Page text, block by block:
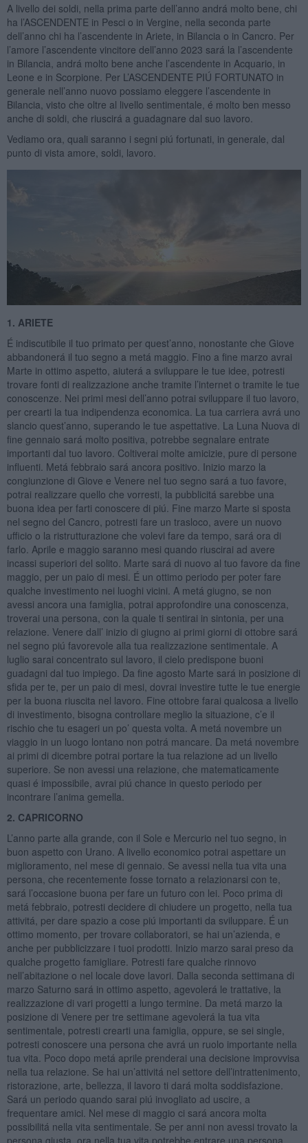
A livello dei soldi, nella prima parte dell’anno andrá molto bene, chi
ha l’ASCENDENTE in Pesci o in Vergine, nella seconda parte
dell’anno chi ha l’ascendente in Ariete, in Bilancia o in Cancro. Per
l’amore l’ascendente vincitore dell’anno 2023 sará la l’ascendente
in Bilancia, andrá molto bene anche l’ascendente in Acquario, in
Leone e in Scorpione. Per L’ASCENDENTE PIÚ FORTUNATO in
generale nell’anno nuovo possiamo eleggere l’ascendente in
Bilancia, visto che oltre al livello sentimentale, é molto ben messo
anche di soldi, che riuscirá a guadagnare dal suo lavoro.
Vediamo ora, quali saranno i segni piú fortunati, in generale, dal
punto di vista amore, soldi, lavoro.
1. ARIETE
É indiscutibile il tuo primato per quest’anno, nonostante che Giove
abbandonerá il tuo segno a metá maggio. Fino a fine marzo avrai
Marte in ottimo aspetto, aiuterá a sviluppare le tue idee, potresti
trovare fonti di realizzazione anche tramite l’internet o tramite le tue
conoscenze. Nei primi mesi dell’anno potrai sviluppare il tuo lavoro,
per crearti la tua indipendenza economica. La tua carriera avrá uno
slancio quest’anno, superando le tue aspettative. La Luna Nuova di
fine gennaio sará molto positiva, potrebbe segnalare entrate
importanti dal tuo lavoro. Coltiverai molte amicizie, pure di persone
influenti. Metá febbraio sará ancora positivo. Inizio marzo la
congiunzione di Giove e Venere nel tuo segno sará a tuo favore,
potrai realizzare quello che vorresti, la pubblicitá sarebbe una
buona idea per farti conoscere di piú. Fine marzo Marte si sposta
nel segno del Cancro, potresti fare un trasloco, avere un nuovo
ufficio o la ristrutturazione che volevi fare da tempo, sará ora di
farlo. Aprile e maggio saranno mesi quando riuscirai ad avere
incassi superiori del solito. Marte sará di nuovo al tuo favore da fine
maggio, per un paio di mesi. É un ottimo periodo per poter fare
qualche investimento nei luoghi vicini. A metá giugno, se non
avessi ancora una famiglia, potrai approfondire una conoscenza,
troverai una persona, con la quale ti sentirai in sintonia, per una
relazione. Venere dall’ inizio di giugno ai primi giorni di ottobre sará
nel segno piú favorevole alla tua realizzazione sentimentale. A
luglio sarai concentrato sul lavoro, il cielo predispone buoni
guadagni dal tuo impiego. Da fine agosto Marte sará in posizione di
sfida per te, per un paio di mesi, dovrai investire tutte le tue energie
per la buona riuscita nel lavoro. Fine ottobre farai qualcosa a livello
di investimento, bisogna controllare meglio la situazione, c’e il
rischio che tu esageri un po’ questa volta. A metá novembre un
viaggio in un luogo lontano non potrá mancare. Da metá novembre
ai primi di dicembre potrai portare la tua relazione ad un livello
superiore. Se non avessi una relazione, che matematicamente
quasi é impossibile, avrai piú chance in questo periodo per
incontrare l’anima gemella.
2. CAPRICORNO
L’anno parte alla grande, con il Sole e Mercurio nel tuo segno, in
buon aspetto con Urano. A livello economico potrai aspettare un
miglioramento, nel mese di gennaio. Se avessi nella tua vita una
persona, che recentemente fosse tornato a relazionarsi con te,
sará l’occasione buona per fare un futuro con lei. Poco prima di
metá febbraio, potresti decidere di chiudere un progetto, nella tua
attivitá, per dare spazio a cose piú importanti da sviluppare. É un
ottimo momento, per trovare collaboratori, se hai un’azienda, e
anche per pubblicizzare i tuoi prodotti. Inizio marzo sarai preso da
qualche progetto famigliare. Potresti fare qualche rinnovo
nell’abitazione o nel locale dove lavori. Dalla seconda settimana di
marzo Saturno sará in ottimo aspetto, agevolerá le trattative, la
realizzazione di vari progetti a lungo termine. Da metá marzo la
posizione di Venere per tre settimane agevolerá la tua vita
sentimentale, potresti crearti una famiglia, oppure, se sei single,
potresti conoscere una persona che avrá un ruolo importante nella
tua vita. Poco dopo metá aprile prenderai una decisione improvvisa
nella tua relazione. Se hai un’attivitá nel settore dell’intrattenimento,
ristorazione, arte, bellezza, il lavoro ti dará molta soddisfazione.
Sará un periodo quando sarai piú invogliato ad uscire, a
frequentare amici. Nel mese di maggio ci sará ancora molta
possibilitá nella vita sentimentale. Se per anni non avessi trovato la